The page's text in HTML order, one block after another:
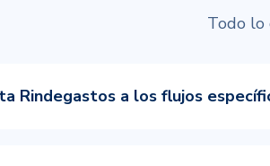
Todo lo
Rindegastos a los flujos